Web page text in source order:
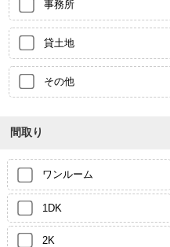
事務所
貸土地
その他
間取り
ワンルーム
1DK
2K